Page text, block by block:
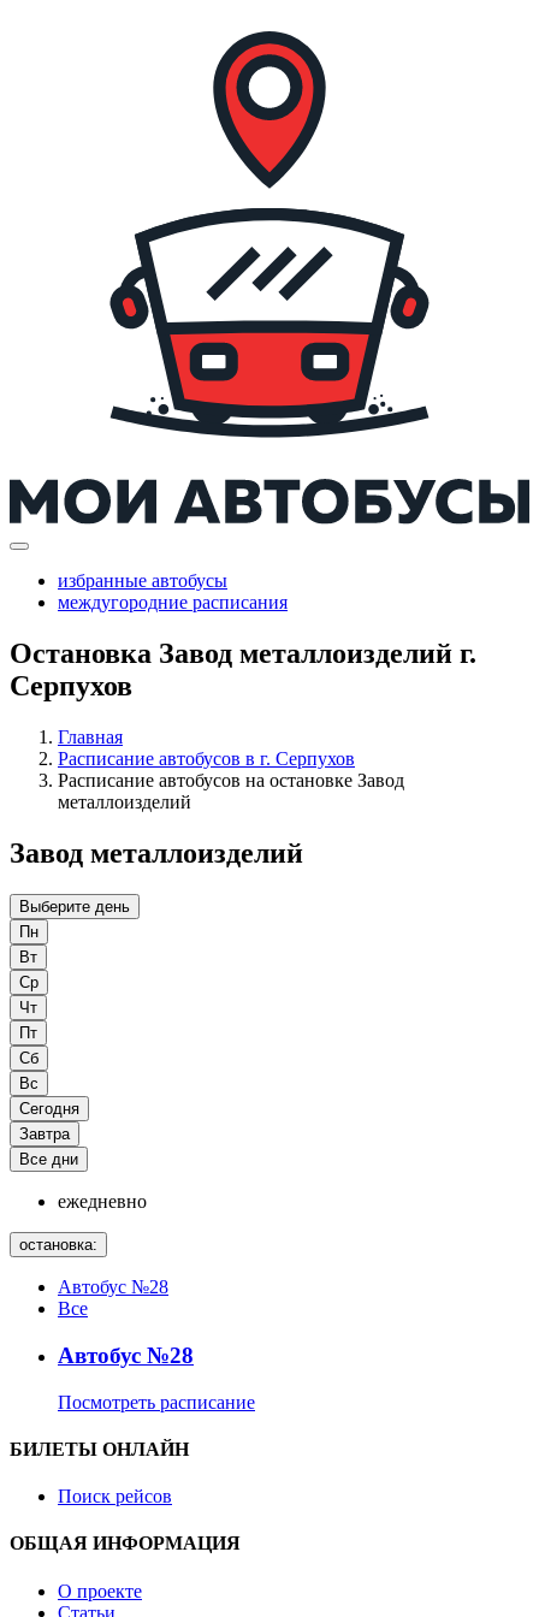
избранные автобусы
междугородние расписания
Остановка Завод металлоизделий г.
Серпухов
Главная
Расписание автобусов в г. Серпухов
Расписание автобусов на остановке Завод
металлоизделий
Завод металлоизделий
Выберите день
Пн
Вт
Ср
Чт
Пт
Сб
Вс
Сегодня
Завтра
Все дни
ежедневно
остановка:
Автобус №28
Все
Автобус №28
Посмотреть расписание
БИЛЕТЫ ОНЛАЙН
Поиск рейсов
ОБЩАЯ ИНФОРМАЦИЯ
О проекте
Статьи